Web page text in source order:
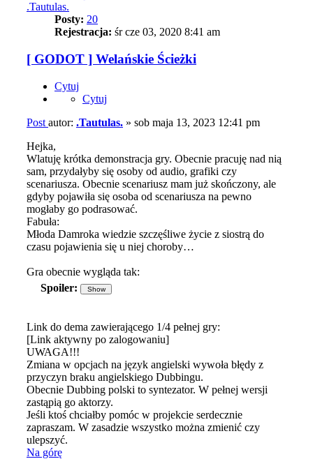
.Tautulas.
Posty: 20
Rejestracja: śr cze 03, 2020 8:41 am
[ GODOT ] Welańskie Ścieżki
Cytuj
Cytuj
Post autor: .Tautulas. » sob maja 13, 2023 12:41 pm
Hejka,
Wlatuję krótka demonstracja gry. Obecnie pracuję nad nią
sam, przydałyby się osoby od audio, grafiki czy
scenariusza. Obecnie scenariusz mam już skończony, ale
gdyby pojawiła się osoba od scenariusza na pewno
mogłaby go podrasować.
Fabuła:
Młoda Damroka wiedzie szczęśliwe życie z siostrą do
czasu pojawienia się u niej choroby…
Gra obecnie wygląda tak:
Spoiler:
Link do dema zawierającego 1/4 pełnej gry:
[Link aktywny po zalogowaniu]
UWAGA!!!
Zmiana w opcjach na język angielski wywoła błędy z
przyczyn braku angielskiego Dubbingu.
Obecnie Dubbing polski to syntezator. W pełnej wersji
zastąpią go aktorzy.
Jeśli ktoś chciałby pomóc w projekcie serdecznie
zapraszam. W zasadzie wszystko można zmienić czy
ulepszyć.
Na górę